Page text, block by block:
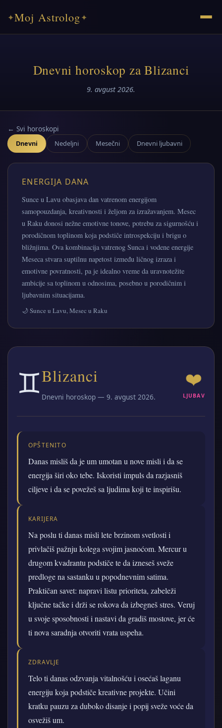
✦Moj Astrolog✦
Dnevni horoskop za Blizanci
9. avgust 2026.
← Svi horoskopi
Dnevni Nedeljni Mesečni Dnevni ljubavni
ENERGIJA DANA
Sunce u Lavu obasjava dan vatrenom energijom
samopouzdanja, kreativnosti i željom za izražavanjem. Mesec
u Raku donosi nežne emotivne tonove, potrebu za sigurnošću i
porodičnom toplinom koja podstiče introspekciju i brigu o
bližnjima. Ova kombinacija vatrenog Sunca i vodene energije
Meseca stvara suptilnu napetost između ličnog izraza i
emotivne povratnosti, pa je idealno vreme da uravnotežite
ambicije sa toplinom u odnosima, posebno u porodičnim i
ljubavnim situacijama.
🌙 Sunce u Lavu, Mesec u Raku
♊Blizanci
Dnevni horoskop — 9. avgust 2026.
❤️
LJUBAV
OPŠTENITO
Danas misliš da je um umotan u nove misli i da se
energija širi oko tebe. Iskoristi impuls da razjasniš
ciljeve i da se povežeš sa ljudima koji te inspirišu.
KARIJERA
Na poslu ti danas misli lete brzinom svetlosti i
privlačiš pažnju kolega svojim jasnoćom. Mercur u
drugom kvadrantu podstiče te da izneseš sveže
predloge na sastanku u popodnevnim satima.
Praktičan savet: napravi listu prioriteta, zabeleži
ključne tačke i drži se rokova da izbegneš stres. Veruj
u svoje sposobnosti i nastavi da gradiš mostove, jer će
ti nova saradnja otvoriti vrata uspeha.
ZDRAVLJE
Telo ti danas odzvanja vitalnošću i osećaš laganu
energiju koja podstiče kreativne projekte. Učini
kratku pauzu za duboko disanje i popij sveže voće da
osvežiš um.